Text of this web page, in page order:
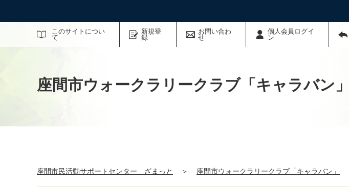
このサイトについ
て
新規登
録
お問い合わ
せ
個人会員ログイ
ン
サイト内検索
座間市ウォークラリークラブ「キャラバン」
座間市民活動サポートセンター ざまっと ＞ 座間市ウォークラリークラブ「キャラバン」